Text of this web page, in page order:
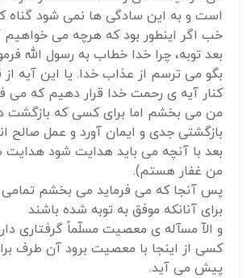
است و به این سادگی ها نمی شود گناه
خب اگر اینطور بود که هرچه می خواهیم
بعد توبه، چرا خدا خطاب به رسول الله
بگو می ترسم از عذاب خدا. یا این آیه از
کنار آیه ی رحمت خدا قرار دهیم که می
من می بخشم اما برای کسی که بازگشت
بازگشتی جدی و ایمان آورد و عمل صالح
بعد با آنچه می باید هدایت شود هدایت
من غفار هستم).
پس آنجا که می فرماید می بخشم تمامی
برای آنانکه موفق به توبه شده باشند
و الاّ مسآله ی معصیت مسلّماً گرفتاری
کسی از اینجا با معصیت برود آن طرف
پیش می آید.